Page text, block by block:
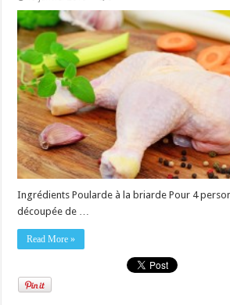
Ingrédients Poularde à la briarde Pour 4
découpée de …
Read More »